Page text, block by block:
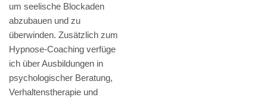
um seelische Blockaden
abzubauen und zu
überwinden. Zusätzlich zum
Hypnose-Coaching verfüge
ich über Ausbildungen in
psychologischer Beratung,
Verhaltenstherapie und